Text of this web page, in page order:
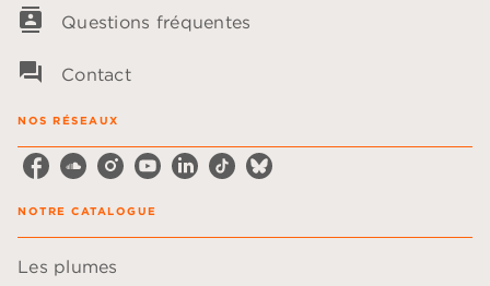
contacts Questions fréquentes
question_answer Contact
NOS RÉSEAUX
NOTRE CATALOGUE
Les plumes